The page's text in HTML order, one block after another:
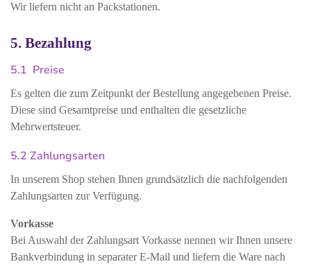
Wir liefern nicht an Packstationen.
5. Bezahlung
5.1 Preise
Es gelten die zum Zeitpunkt der Bestellung angegebenen Preise.
Diese sind Gesamtpreise und enthalten die gesetzliche
Mehrwertsteuer.
5.2 Zahlungsarten
In unserem Shop stehen Ihnen grundsätzlich die nachfolgenden
Zahlungsarten zur Verfügung.
Vorkasse
Bei Auswahl der Zahlungsart Vorkasse nennen wir Ihnen unsere
Bankverbindung in separater E-Mail und liefern die Ware nach